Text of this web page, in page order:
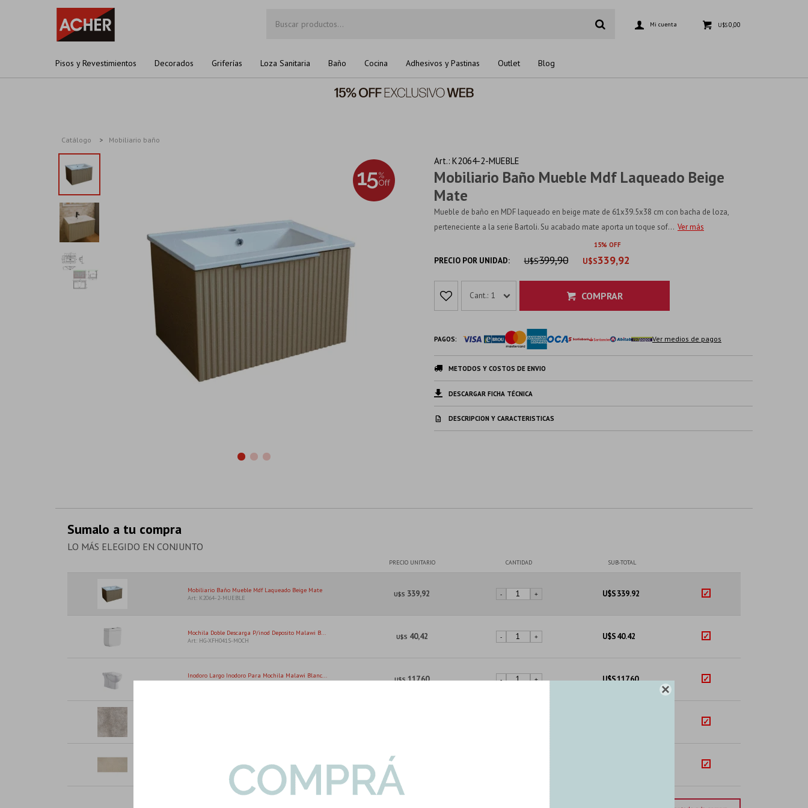

Pisos y Revestimientos Decorados Griferías Loza Sanitaria Baño Cocina Adhesivos y Pastinas Outlet Blog
U$S0,00
Catálogo Mobiliario baño
Mobiliario Baño Mueble Mdf Laqueado Beige
Mate
K2064-2-MUEBLE
Mueble de baño en MDF laqueado en beige mate de 61x39.5x38 cm con bacha de loza,
perteneciente a la serie Bartoli. Su acabado mate aporta un toque sof... Ver más
15
PRECIO POR UNIDAD: U$S339,92
U$S399,90
1 COMPRAR
PAGOS: Ver medios de pagos
METODOS Y COSTOS DE ENVIO
DESCARGAR FICHA TÉCNICA
DESCRIPCION Y CARACTERISTICAS
Sumalo a tu compra
LO MÁS ELEGIDO EN CONJUNTO
PRECIO UNITARIO CANTIDAD SUB-TOTAL
Mobiliario Baño Mueble Mdf Laqueado Beige Mate
Art: K2064-2-MUEBLE
U$S 339,92 - + U$S339.92
Mochila Doble Descarga P/inod Deposito Malawi B...
Art: HG-XFH041S-MOCH
U$S 40,42 - + U$S40.42
Inodoro Largo Inodoro Para Mochila Malawi Blanc...
Art: HG-XFH041S-INOD-TAPA
U$S 117,60 - + U$S117.60
Art: LOMMA-BG-MAT-60120|1.42mts2